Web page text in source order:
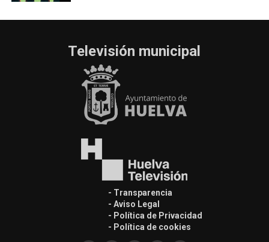
Televisión municipal
- Transparencia
- Aviso Legal
- Política de Privacidad
- Política de cookies